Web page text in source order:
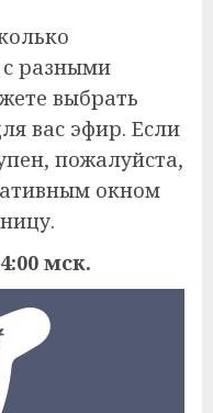
с разными
выбрать
вас эфир. Если
пожалуйста,
окном
мск.